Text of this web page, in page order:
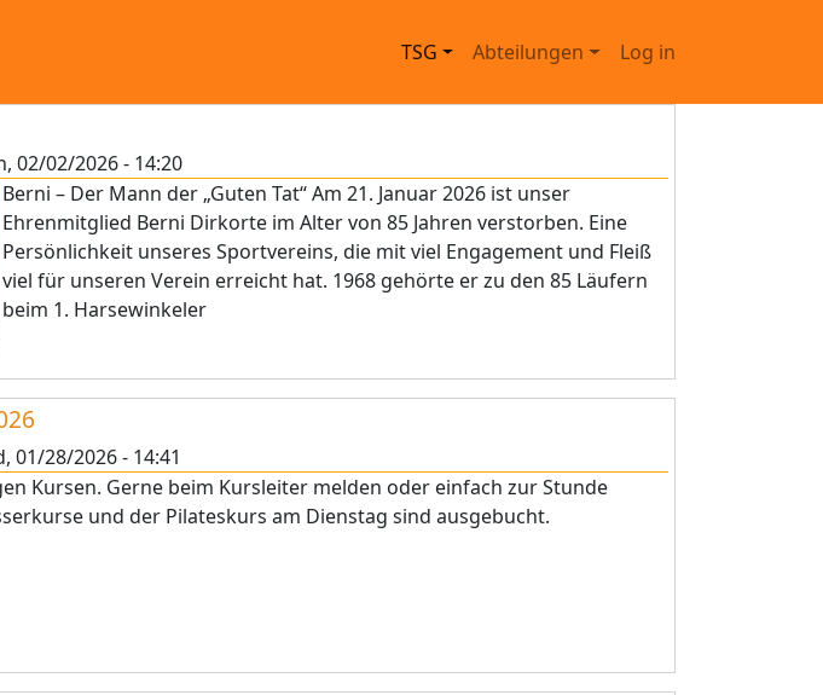
Main navigation
TSG Abteilungen User account menu
Log in
02/02/2026 - 14:20
Berni – Der Mann der „Guten Tat“ Am 21. Januar 2026 ist unser
Ehrenmitglied Berni Dirkorte im Alter von 85 Jahren verstorben. Eine
Persönlichkeit unseres Sportvereins, die mit viel Engagement und Fleiß
viel für unseren Verein erreicht hat. 1968 gehörte er zu den 85 Läufern
beim 1. Harsewinkeler
01/28/2026 - 14:41
Kursen. Gerne beim Kursleiter melden oder einfach zur Stunde
und der Pilateskurs am Dienstag sind ausgebucht.